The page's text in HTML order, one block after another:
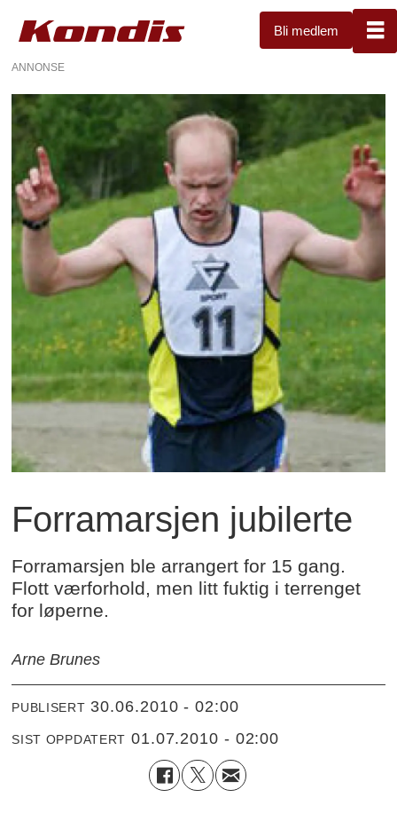
Bli medlem
ANNONSE
Forramarsjen jubilerte
Forramarsjen ble arrangert for 15 gang.
Flott værforhold, men litt fuktig i terrenget
for løperne.
Arne Brunes
PUBLISERT 30.06.2010 - 02:00
SIST OPPDATERT 01.07.2010 - 02:00